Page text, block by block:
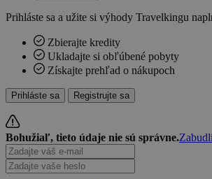
Prihláste sa a užite si výhody Travelkingu
Zbierajte kredity
Ukladajte si obľúbené pobyty
Získajte prehľad o nákupoch
Prihláste sa Registrujte sa
Bohužiaľ, tieto údaje nie sú správne.